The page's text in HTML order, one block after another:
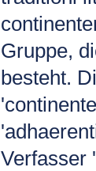
Gruppe,
besteht.
Verfasser